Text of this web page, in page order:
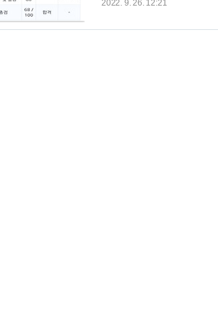
스할 수 있는 언어로, 데이터
나 취소할 수 있고
2022. 9. 26. 12:21